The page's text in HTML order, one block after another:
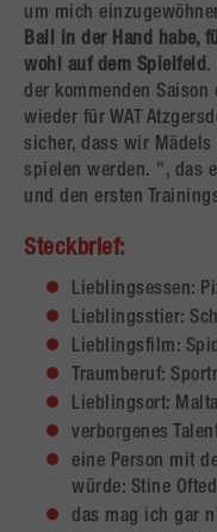
um mich
Ball in der Hand habe,
wohl auf dem Spielfeld.
der kommenden
wieder für WAT
sicher, dass wir Mädels
spielen werden. ", das
und den ersten
Steckbrief:
Lieblingsessen:
Lieblingsstier:
Lieblingsfilm:
Traumberuf:
Lieblingsort: Malta
verborgenes
eine Person mit
würde: Stine
das mag ich gar